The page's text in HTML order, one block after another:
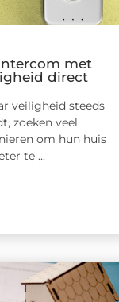
met
direct
veiligheid steeds
zoeken veel
om hun huis
te ...